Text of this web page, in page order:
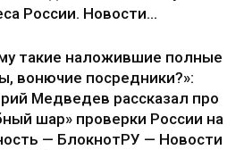
России. Новости...
такие наложившие полные
вонючие посредники?»:
Медведев рассказал про
шар» проверки России на
— БлокнотРУ — Новости